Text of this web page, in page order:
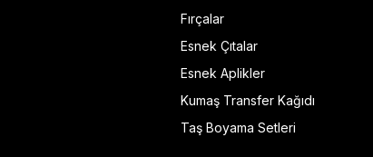
Fırçalar
Esnek Çıtalar
Esnek Aplikler
Kumaş Transfer Kağıdı
Taş Boyama Setleri